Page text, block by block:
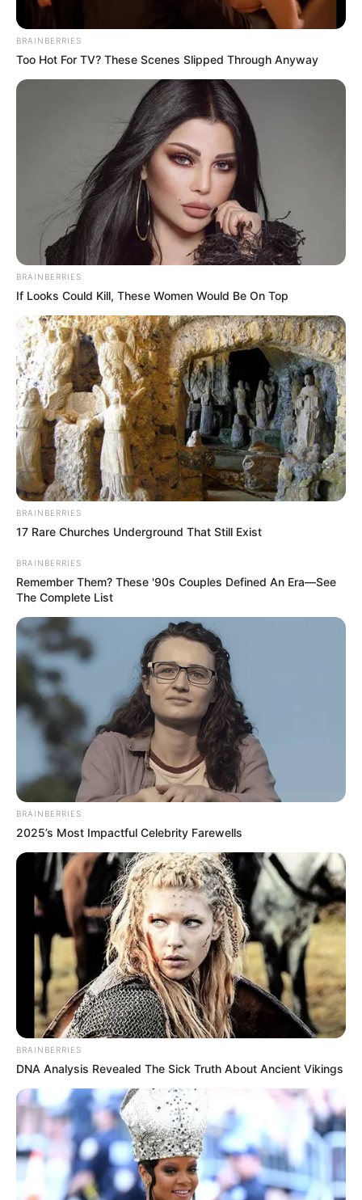
BRAINBERRIES
Too Hot For TV? These Scenes Slipped Through Anyway
BRAINBERRIES
If Looks Could Kill, These Women Would Be On Top
BRAINBERRIES
17 Rare Churches Underground That Still Exist
BRAINBERRIES
Remember Them? These '90s Couples Defined An Era—See
The Complete List
BRAINBERRIES
2025’s Most Impactful Celebrity Farewells
BRAINBERRIES
DNA Analysis Revealed The Sick Truth About Ancient Vikings